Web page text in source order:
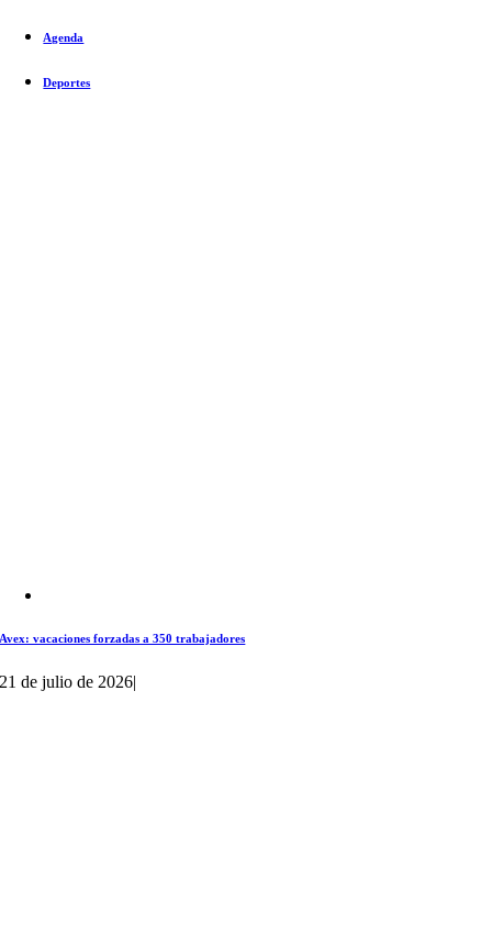
Agenda
Deportes
Avex: vacaciones forzadas a 350 trabajadores
21 de julio de 2026